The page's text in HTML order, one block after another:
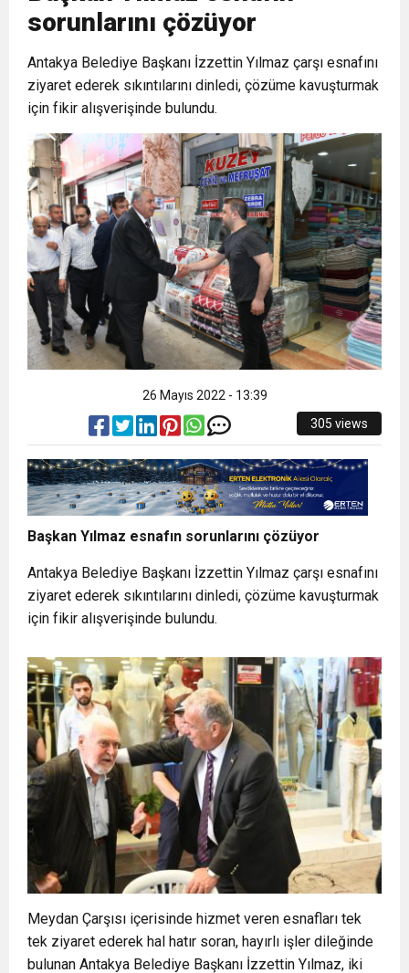
Cumhuriyet, Türk Milletinin Özgürlük
6:19 HBB BAŞKANI ÖNTÜRK’ÜN
CUMHURİYET BAYRAMI MESAJI
17:36 KURUMLAR VERGİSİ ERTELENDİ
1:00 İTSO İŞ-KUR SGK TOPLANTI
DUYURUSU
21:40 CEYLANDERE’DE BAŞKAN EMRAH
KARAÇAY’A SEVGİ SELİ
18:22 BAŞKAN SAMİ ÜSTÜN’DEN
GÖNÜLLERE DOKUNAN ZİYARET
sorunlarını çözüyor
Antakya Belediye Başkanı İzzettin Yılmaz çarşı esnafını
ziyaret ederek sıkıntılarını dinledi, çözüme kavuşturmak
için fikir alışverişinde bulundu.
26 Mayıs 2022 - 13:39
305 views
Başkan Yılmaz esnafın sorunlarını çözüyor
Antakya Belediye Başkanı İzzettin Yılmaz çarşı esnafını
ziyaret ederek sıkıntılarını dinledi, çözüme kavuşturmak
için fikir alışverişinde bulundu.
Meydan Çarşısı içerisinde hizmet veren esnafları tek
tek ziyaret ederek hal hatır soran, hayırlı işler dileğinde
bulunan Antakya Belediye Başkanı İzzettin Yılmaz, iki